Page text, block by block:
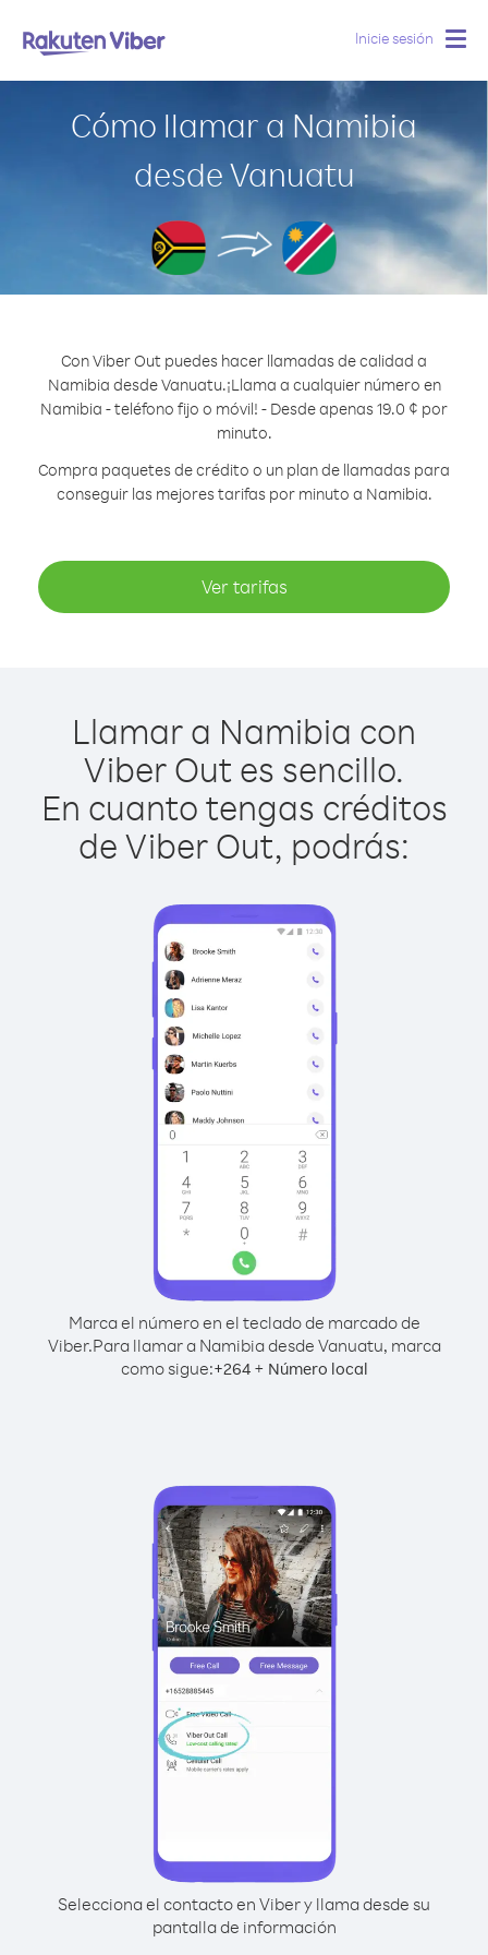
Inicie sesión
Cómo llamar a Namibia
desde Vanuatu
Con Viber Out puedes hacer llamadas de calidad a
Namibia desde Vanuatu.¡Llama a cualquier número en
Namibia - teléfono fijo o móvil! - Desde apenas 19.0 ¢ por
minuto.
Compra paquetes de crédito o un plan de llamadas para
conseguir las mejores tarifas por minuto a Namibia.
Ver tarifas
Llamar a Namibia con
Viber Out es sencillo.
En cuanto tengas créditos
de Viber Out, podrás:
Marca el número en el teclado de marcado de
Viber.Para llamar a Namibia desde Vanuatu, marca
como sigue:+264+ Número local
Selecciona el contacto en Viber y llama desde su
pantalla de información